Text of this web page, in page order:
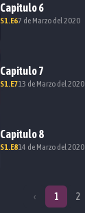
Capitulo6
S1 .E67 de Marzo del 2020
Capitulo7
S1 .E713 de Marzo del 2020
Capitulo8
S1 .E814 de Marzo del 2020
‹ 1 2